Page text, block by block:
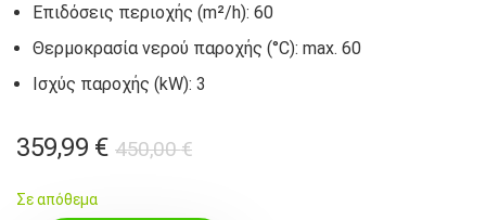
Επιδόσεις περιοχής (m²/h): 60
Θερμοκρασία νερού παροχής (°C): max. 60
Ισχύς παροχής (kW): 3
450,00€Original
359,99 €
Η
Σε απόθεμα